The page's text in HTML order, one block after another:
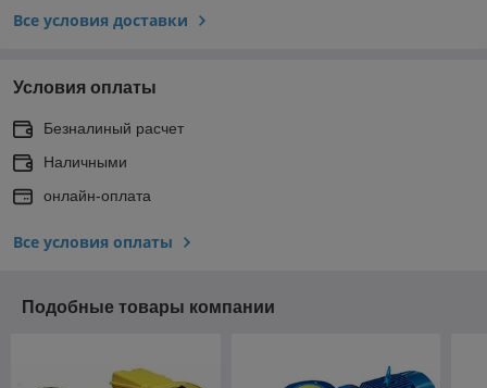
Все условия доставки
Условия оплаты
Безналиный расчет
Наличными
онлайн-оплата
Все условия оплаты
Подобные товары компании